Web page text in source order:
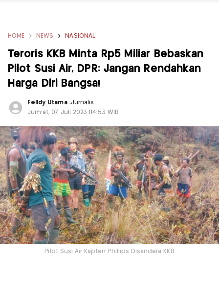
HOME NEWS NASIONAL
Teroris KKB Minta Rp5 Miliar Bebaskan
Pilot Susi Air, DPR: Jangan Rendahkan
Harga Diri Bangsa!
Felldy Utama ,Jurnalis
Jum'at, 07 Juli 2023 |14:53 WIB
Pilot Susi Air Kapten Phillips Disandera KKB